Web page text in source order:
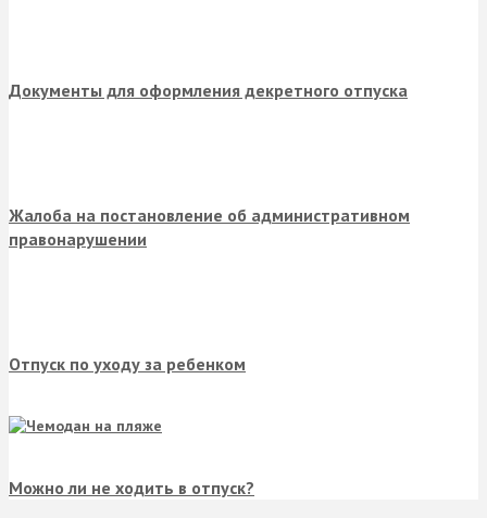
Документы для оформления декретного отпуска
Жалоба на постановление об административном
правонарушении
Отпуск по уходу за ребенком
Можно ли не ходить в отпуск?